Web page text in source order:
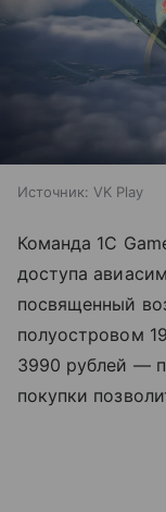
Источник: VK Play
Команда 1С
доступа
посвященный
полуостровом
3990 рублей —
покупки